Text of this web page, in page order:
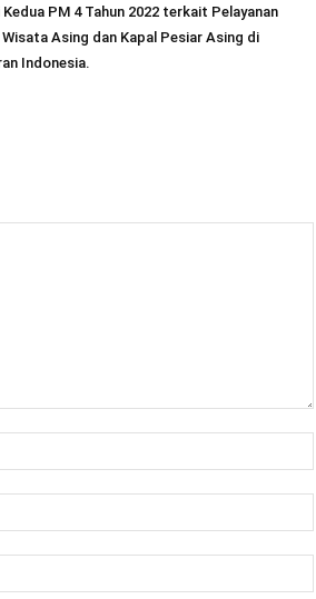
Kedua PM 4 Tahun 2022 terkait Pelayanan
Wisata Asing dan Kapal Pesiar Asing di
Indonesia.